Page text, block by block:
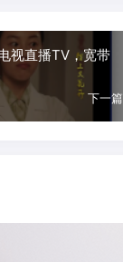
视直播TV，宽带
下一篇